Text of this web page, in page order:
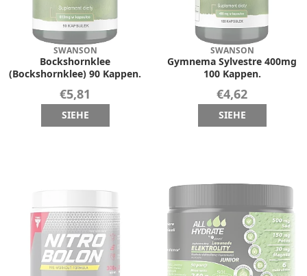
SWANSON
Bockshornklee
(Bockshornklee) 90 Kappen.
€5,81
SIEHE
SWANSON
Gymnema Sylvestre 400mg
100 Kappen.
€4,62
SIEHE